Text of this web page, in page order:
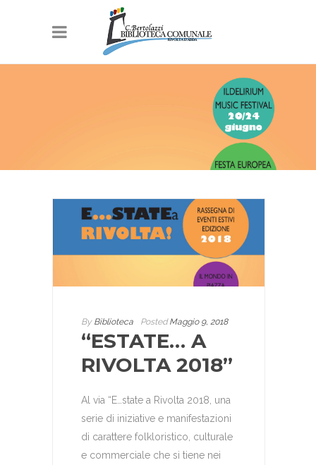
ByBiblioteca PostedMaggio 9, 2018
“ESTATE… A
RIVOLTA 2018”
Al via “E…state a Rivolta 2018, una
serie di iniziative e manifestazioni
di carattere folkloristico, culturale
e commerciale che si tiene nei